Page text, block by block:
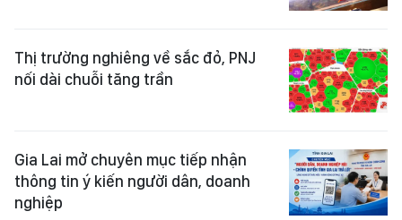
Thị trường nghiêng về sắc đỏ, PNJ
nối dài chuỗi tăng trần
Gia Lai mở chuyên mục tiếp nhận
thông tin ý kiến người dân, doanh
nghiệp